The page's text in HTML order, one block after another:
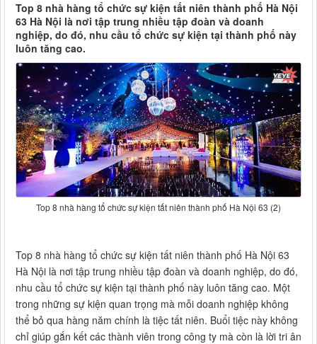
Top 8 nhà hàng tổ chức sự kiện tất niên thành phố Hà Nội
63 Hà Nội là nơi tập trung nhiều tập đoàn và doanh
nghiệp, do đó, nhu cầu tổ chức sự kiện tại thành phố này
luôn tăng cao.
Top 8 nhà hàng tổ chức sự kiện tất niên thành phố Hà Nội 63 (2)
Top 8 nhà hàng tổ chức sự kiện tất niên thành phố Hà Nội 63
Hà Nội là nơi tập trung nhiều tập đoàn và doanh nghiệp, do đó,
nhu cầu tổ chức sự kiện tại thành phố này luôn tăng cao. Một
trong những sự kiện quan trọng mà mỗi doanh nghiệp không
thể bỏ qua hàng năm chính là tiệc tất niên. Buổi tiệc này không
chỉ giúp gắn kết các thành viên trong công ty mà còn là lời tri ân